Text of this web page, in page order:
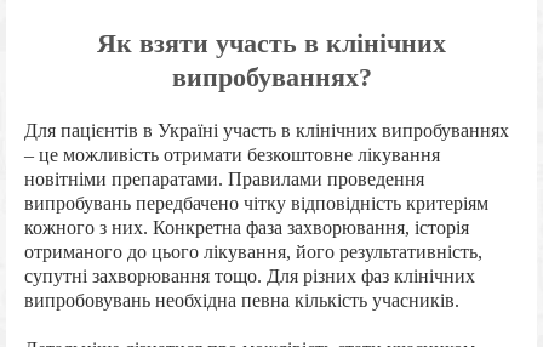
Як взяти участь в клінічних
випробуваннях?
Для пацієнтів в Україні участь в клінічних випробуваннях
– це можливість отримати безкоштовне лікування
новітніми препаратами. Правилами проведення
випробувань передбачено чітку відповідність критеріям
кожного з них. Конкретна фаза захворювання, історія
отриманого до цього лікування, його результативність,
супутні захворювання тощо. Для різних фаз клінічних
випробовувань необхідна певна кількість учасників.